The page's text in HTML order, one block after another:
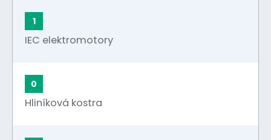
1
IEC elektromotory
0
Hliníková kostra